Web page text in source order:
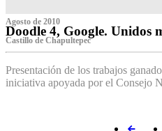
Agosto de 2010
Doodle 4, Google. Unidos
Castillo de Chapultepec
Presentación de los trabajos
iniciativa apoyada por el Consejo